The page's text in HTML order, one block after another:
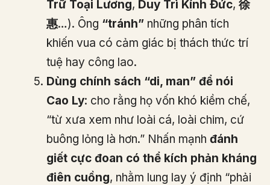
Trữ Toại Lương, Duy Trì Kính Đức, 徐
惠…). Ông “tránh” những phân tích
khiến vua có cảm giác bị thách thức trí
tuệ hay công lao.
Dùng chính sách “di, man” để nói
Cao Ly: cho rằng họ vốn khó kiềm chế,
“từ xưa xem như loài cá, loài chim, cứ
buông lỏng là hơn.” Nhấn mạnh đánh
giết cực đoan có thể kích phản kháng
điên cuồng, nhằm lung lay ý định “phải